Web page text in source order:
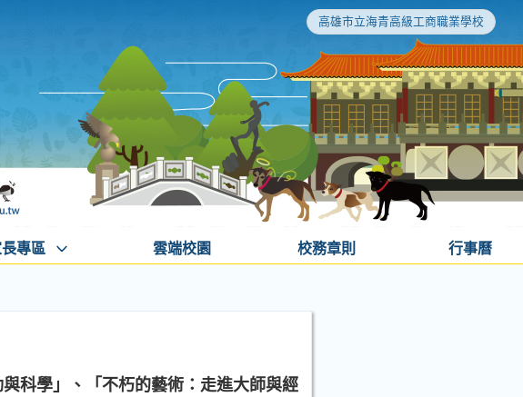
高雄市立海青高級工商職業學校
專區 雲端校園 校務章則 行事曆
科學」、「不朽的藝術：走進大師與經